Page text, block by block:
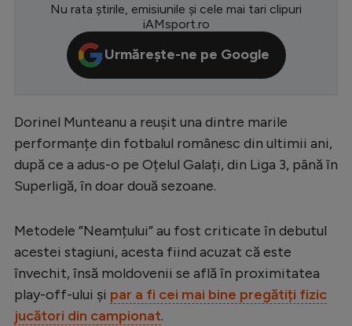
LaLiga
Serie A
Bundesliga
Campionate
Starurile fotbalului
EURO 2024
Clasamente
Nu rata știrile, emisiunile și cele mai tari clipuri
iAMsport.ro
Urmărește-ne pe Google
Dorinel Munteanu a reușit una dintre marile
performanțe din fotbalul românesc din ultimii ani,
după ce a adus-o pe Oțelul Galați, din Liga 3, până în
Superligă, în doar două sezoane.
Metodele ”Neamțului” au fost criticate în debutul
acestei stagiuni, acesta fiind acuzat că este
învechit, însă moldovenii se află în proximitatea
play-off-ului și par a fi cei mai bine pregătiți fizic
jucători din campionat.